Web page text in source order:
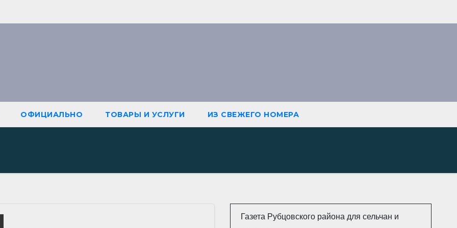
ОФИЦИАЛЬНО ТОВАРЫ И УСЛУГИ ИЗ СВЕЖЕГО НОМЕРА
Газета Рубцовского района для сельчан и